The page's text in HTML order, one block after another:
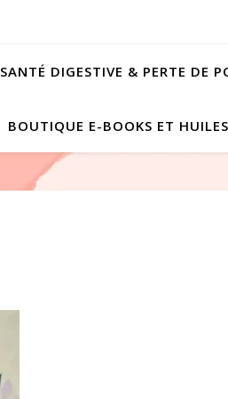
SANTÉ DIGESTIVE & PERTE DE
BOUTIQUE E-BOOKS ET